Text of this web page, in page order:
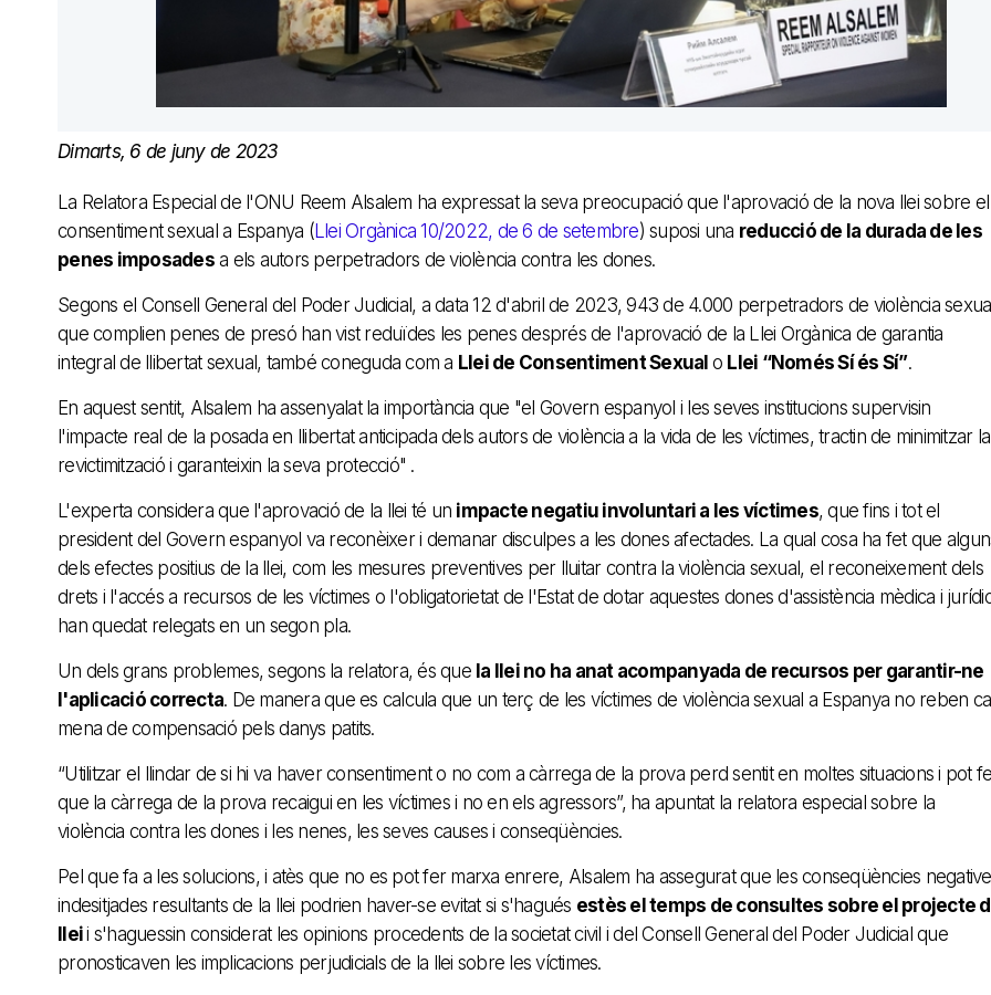
Dimarts, 6 de juny de 2023
La Relatora Especial de l'ONU Reem Alsalem ha expressat la seva preocupació que l'aprovació de la nova llei sobre el
consentiment sexual a Espanya (Llei Orgànica 10/2022, de 6 de setembre) suposi una reducció de la durada de les
penes imposadesa els autors perpetradors de violència contra les dones.
Segons el Consell General del Poder Judicial, a data 12 d'abril de 2023, 943 de 4.000 perpetradors de violència
que complien penes de presó han vist reduïdes les penes després de l'aprovació de la Llei Orgànica de garantia
integral de llibertat sexual, també coneguda com a Llei de Consentiment Sexual o Llei “Només Sí és Sí”.
En aquest sentit, Alsalem ha assenyalat la importància que "el Govern espanyol i les seves institucions supervisin
l'impacte real de la posada en llibertat anticipada dels autors de violència a la vida de les víctimes, tractin de minimitzar la
revictimització i garanteixin la seva protecció" .
L'experta considera que l'aprovació de la llei té un impacte negatiu involuntari a les víctimes, que fins i tot el
president del Govern espanyol va reconèixer i demanar disculpes a les dones afectades. La qual cosa ha fet que
dels efectes positius de la llei, com les mesures preventives per lluitar contra la violència sexual, el reconeixement dels
drets i l'accés a recursos de les víctimes o l'obligatorietat de l'Estat de dotar aquestes dones d'assistència mèdica i
han quedat relegats en un segon pla.
Un dels grans problemes, segons la relatora, és que la llei no ha anat acompanyada de recursos per garantir-ne
l'aplicació correcta. De manera que es calcula que un terç de les víctimes de violència sexual a Espanya no reben
mena de compensació pels danys patits.
“Utilitzar el llindar de si hi va haver consentiment o no com a càrrega de la prova perd sentit en moltes situacions i pot
que la càrrega de la prova recaigui en les víctimes i no en els agressors”, ha apuntat la relatora especial sobre la
violència contra les dones i les nenes, les seves causes i conseqüències.
Pel que fa a les solucions, i atès que no es pot fer marxa enrere, Alsalem ha assegurat que les conseqüències
indesitjades resultants de la llei podrien haver-se evitat si s'hagués estès el temps de consultes sobre el projecte
lleii s'haguessin considerat les opinions procedents de la societat civil i del Consell General del Poder Judicial que
pronosticaven les implicacions perjudicials de la llei sobre les víctimes.